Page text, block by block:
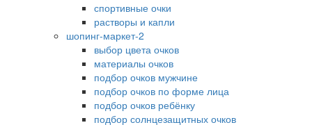
спортивные очки
растворы и капли
шопинг-маркет-2
выбор цвета очков
материалы очков
подбор очков мужчине
подбор очков по форме лица
подбор очков ребёнку
подбор солнцезащитных очков